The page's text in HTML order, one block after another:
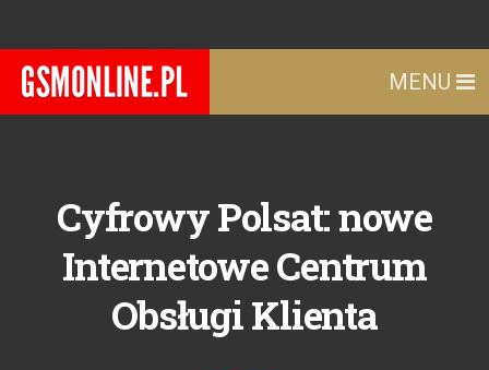
MENU
Cyfrowy Polsat: nowe
Internetowe Centrum
Obsługi Klienta